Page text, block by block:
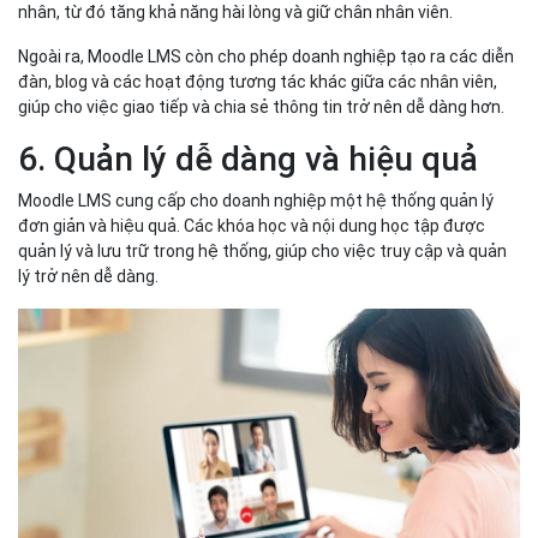
nhân, từ đó tăng khả năng hài lòng và giữ chân nhân viên.
Ngoài ra, Moodle LMS còn cho phép doanh nghiệp tạo ra các diễn
đàn, blog và các hoạt động tương tác khác giữa các nhân viên,
giúp cho việc giao tiếp và chia sẻ thông tin trở nên dễ dàng hơn.
6. Quản lý dễ dàng và hiệu quả
Moodle LMS cung cấp cho doanh nghiệp một hệ thống quản lý
đơn giản và hiệu quả. Các khóa học và nội dung học tập được
quản lý và lưu trữ trong hệ thống, giúp cho việc truy cập và quản
lý trở nên dễ dàng.